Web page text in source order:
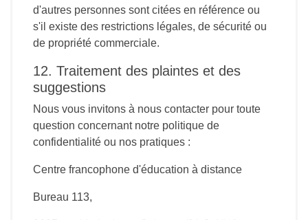
d'autres personnes sont citées en référence ou
s'il existe des restrictions légales, de sécurité ou
de propriété commerciale.
12. Traitement des plaintes et des
suggestions
Nous vous invitons à nous contacter pour toute
question concernant notre politique de
confidentialité ou nos pratiques :
Centre francophone d'éducation à distance
Bureau 113,